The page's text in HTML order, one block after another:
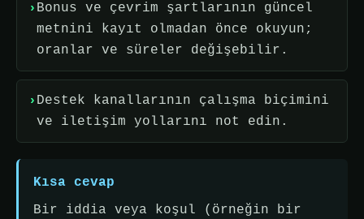
Bonus ve çevrim şartlarının güncel
metnini kayıt olmadan önce okuyun;
oranlar ve süreler değişebilir.
Destek kanallarının çalışma biçimini
ve iletişim yollarını not edin.
Kısa cevap
Bir iddia veya koşul (örneğin bir